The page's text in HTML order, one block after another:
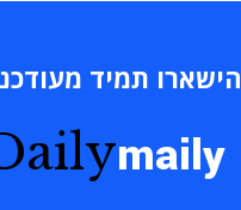
הישארו תמיד
maily